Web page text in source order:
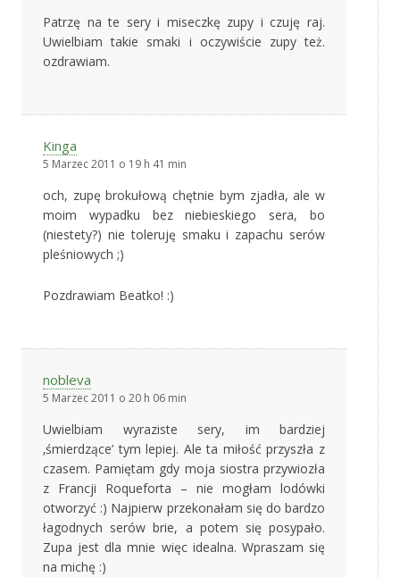
Patrzę na te sery i miseczkę zupy i czuję raj.
Uwielbiam takie smaki i oczywiście zupy też.
ozdrawiam.
Kinga
5 Marzec 2011 o 19 h 41 min
och, zupę brokułową chętnie bym zjadła, ale w
moim wypadku bez niebieskiego sera, bo
(niestety?) nie toleruję smaku i zapachu serów
pleśniowych ;)
Pozdrawiam Beatko! :)
nobleva
5 Marzec 2011 o 20 h 06 min
Uwielbiam wyraziste sery, im bardziej
‚śmierdzące’ tym lepiej. Ale ta miłość przyszła z
czasem. Pamiętam gdy moja siostra przywiozła
z Francji Roqueforta – nie mogłam lodówki
otworzyć :) Najpierw przekonałam się do bardzo
łagodnych serów brie, a potem się posypało.
Zupa jest dla mnie więc idealna. Wpraszam się
na michę :)